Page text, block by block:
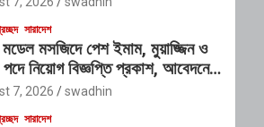
সারাদেশ
মসজিদে পেশ ইমাম, মুয়াজ্জিন ও
পদে নিয়োগ বিজ্ঞপ্তি প্রকাশ, আবেদনের
১০ আগস্ট
7, 2026 swadhin
সারাদেশ